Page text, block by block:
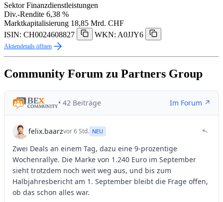
Sektor Finanzdienstleistungen
Div.-Rendite 6,38 %
Marktkapitalisierung 18,85 Mrd. CHF
ISIN: CH0024608827
WKN: A0JJY6
Aktiendetails öffnen
Community Forum zu Partners Group